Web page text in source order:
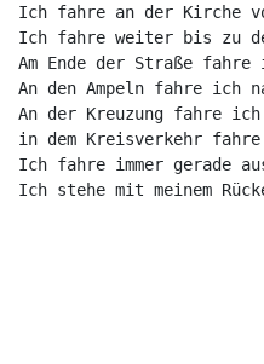
Ich fahre an der Kirche
Ich fahre weiter bis zu
Am Ende der Straße
An den Ampeln fahre
An der Kreuzung fahre
in dem Kreisverkehr
Ich fahre immer
Ich stehe mit meinem